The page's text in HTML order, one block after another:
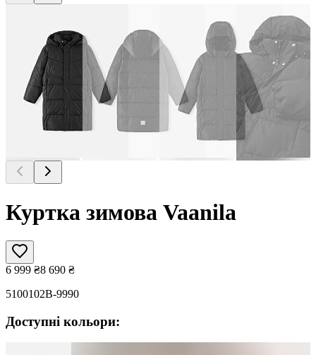
Куртка зимова Vaanila
6 999 ₴8 690 ₴
5100102B-9990
Доступні кольори: